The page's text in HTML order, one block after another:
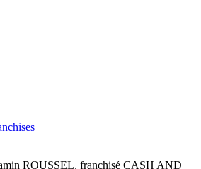
ROUSSEL, franchisé CASH AND